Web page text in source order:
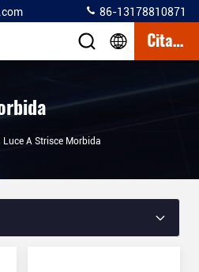
86-13178810871
Citazione
Luce A Strisce Morbida